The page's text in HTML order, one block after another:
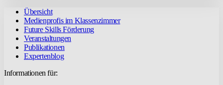
Übersicht
Medienprofis im Klassenzimmer
Future Skills Förderung
Veranstaltungen
Publikationen
Expertenblog
Informationen für: